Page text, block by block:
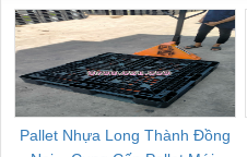
Pallet Nhựa Long Thành Đồng